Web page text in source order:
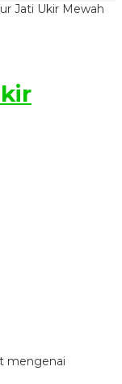
Jati Ukir Mewah
mengenai